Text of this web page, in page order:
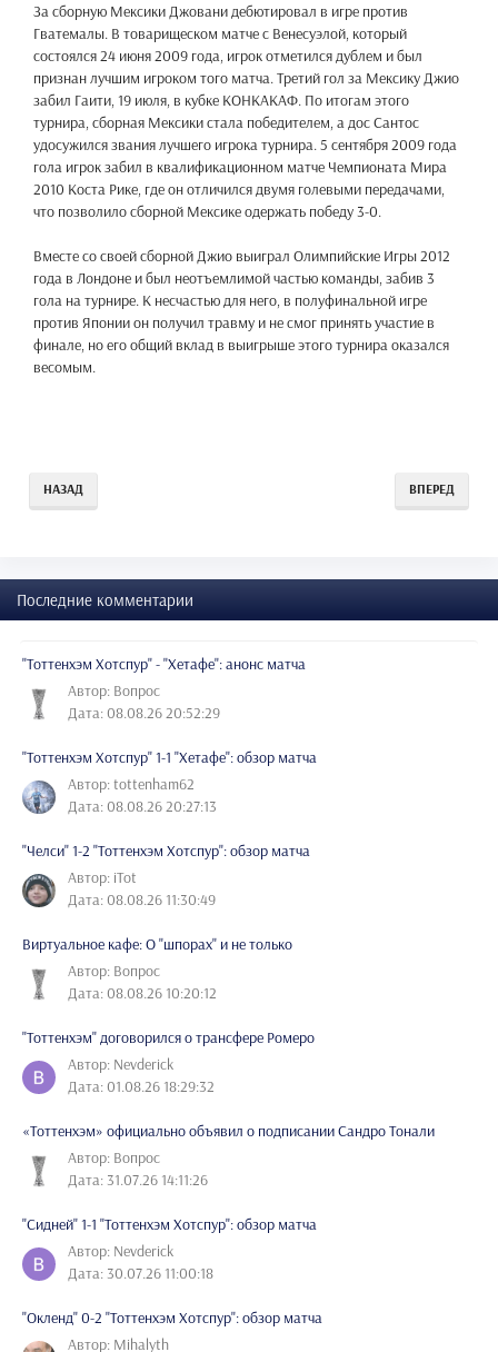
За сборную Мексики Джовани дебютировал в игре против
Гватемалы. В товарищеском матче с Венесуэлой, который
состоялся 24 июня 2009 года, игрок отметился дублем и был
признан лучшим игроком того матча. Третий гол за Мексику Джио
забил Гаити, 19 июля, в кубке КОНКАКАФ. По итогам этого
турнира, сборная Мексики стала победителем, а дос Сантос
удосужился звания лучшего игрока турнира. 5 сентября 2009 года
гола игрок забил в квалификационном матче Чемпионата Мира
2010 Коста Рике, где он отличился двумя голевыми передачами,
что позволило сборной Мексике одержать победу 3-0.
Вместе со своей сборной Джио выиграл Олимпийские Игры 2012
года в Лондоне и был неотъемлимой частью команды, забив 3
гола на турнире. К несчастью для него, в полуфинальной игре
против Японии он получил травму и не смог принять участие в
финале, но его общий вклад в выигрыше этого турнира оказался
весомым.
НАЗАД ВПЕРЕД
Последние комментарии
"Тоттенхэм Хотспур" - "Хетафе": анонс матча
Автор: Вопрос
Дата: 08.08.26 20:52:29
"Тоттенхэм Хотспур" 1-1 "Хетафе": обзор матча
Автор: tottenham62
Дата: 08.08.26 20:27:13
"Челси" 1-2 "Тоттенхэм Хотспур": обзор матча
Автор: iTot
Дата: 08.08.26 11:30:49
Виртуальное кафе: О "шпорах" и не только
Автор: Вопрос
Дата: 08.08.26 10:20:12
"Тоттенхэм" договорился о трансфере Ромеро
Автор: Nevderick
Дата: 01.08.26 18:29:32
«Тоттенхэм» официально объявил о подписании Сандро Тонали
Автор: Вопрос
Дата: 31.07.26 14:11:26
"Сидней" 1-1 "Тоттенхэм Хотспур": обзор матча
Автор: Nevderick
Дата: 30.07.26 11:00:18
"Окленд" 0-2 "Тоттенхэм Хотспур": обзор матча
Автор: Mihalyth